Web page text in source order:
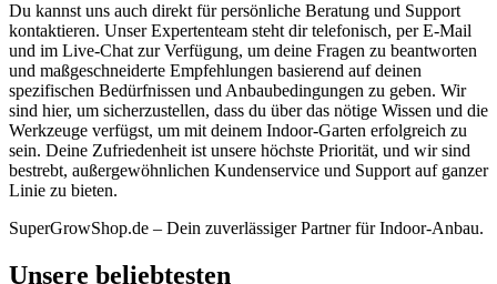
Du kannst uns auch direkt für persönliche Beratung und Support
kontaktieren. Unser Expertenteam steht dir telefonisch, per E-Mail
und im Live-Chat zur Verfügung, um deine Fragen zu beantworten
und maßgeschneiderte Empfehlungen basierend auf deinen
spezifischen Bedürfnissen und Anbaubedingungen zu geben. Wir
sind hier, um sicherzustellen, dass du über das nötige Wissen und die
Werkzeuge verfügst, um mit deinem Indoor-Garten erfolgreich zu
sein. Deine Zufriedenheit ist unsere höchste Priorität, und wir sind
bestrebt, außergewöhnlichen Kundenservice und Support auf ganzer
Linie zu bieten.
SuperGrowShop.de – Dein zuverlässiger Partner für Indoor-Anbau.
Unsere beliebtesten